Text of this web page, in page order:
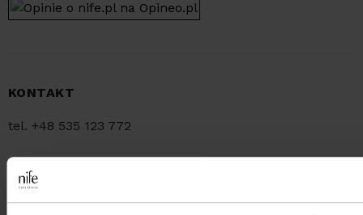
KONTAKT
tel. +48 535 123 772
tel. +48 34 321 30 55